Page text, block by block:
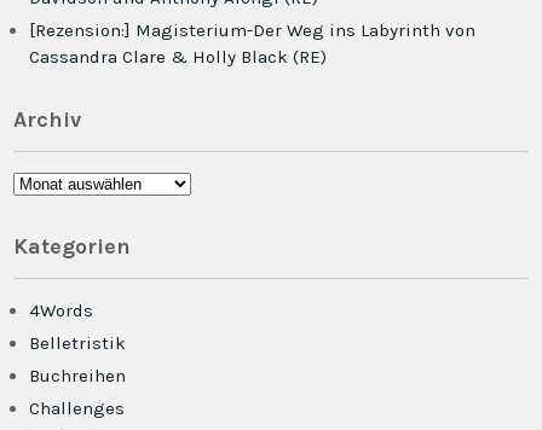
[Rezension:] Magisterium-Der Weg ins Labyrinth von
Cassandra Clare & Holly Black (RE)
Archiv
Archiv
Kategorien
4Words
Belletristik
Buchreihen
Challenges